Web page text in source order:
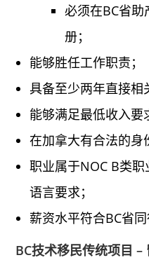
必须在BC省
册；
能够胜任工作职责；
具备至少两年直接相
能够满足最低收入要
在加拿大有合法的身
职业属于NOC B类
语言要求；
薪资水平符合BC省同
BC技术移民传统项目 –